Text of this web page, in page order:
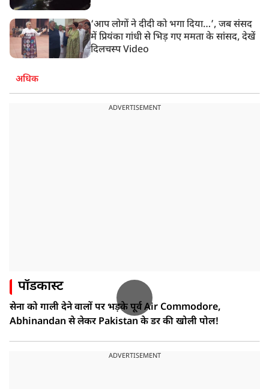
‘आप लोगों ने दीदी को भगा दिया…’, जब संसद
में प्रियंका गांधी से भिड़ गए ममता के सांसद, देखें
दिलचस्प Video
अधिक
ADVERTISEMENT
पॉडकास्ट
सेना को गाली देने वालों पर भड़के पूर्व Air Commodore,
Abhinandan से लेकर Pakistan के डर की खोली पोल!
ADVERTISEMENT